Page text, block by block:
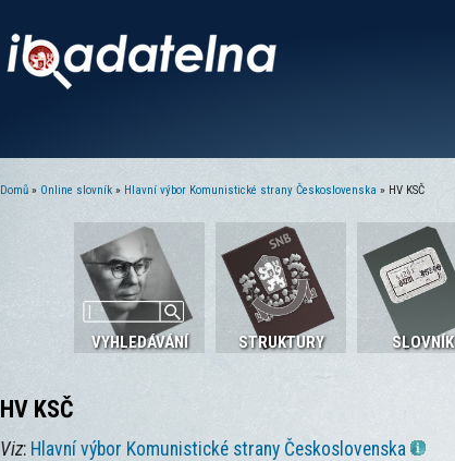
Domů » Online slovník » Hlavní výbor Komunistické strany Československa » HV KSČ
VYHLEDÁVÁNÍ STRUKTURY SLOVNÍK
HV KSČ
Viz: Hlavní výbor Komunistické strany Československa